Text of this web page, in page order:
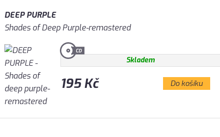
DEEP PURPLE
Shades of Deep Purple-remastered
Skladem
195 Kč Do košíku